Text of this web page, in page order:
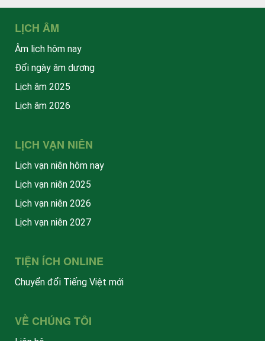
LỊCH ÂM
Âm lịch hôm nay
Đổi ngày âm dương
Lịch âm 2025
Lịch âm 2026
LỊCH VẠN NIÊN
Lịch vạn niên hôm nay
Lịch vạn niên 2025
Lịch vạn niên 2026
Lịch vạn niên 2027
TIỆN ÍCH ONLINE
Chuyển đổi Tiếng Việt mới
VỀ CHÚNG TÔI